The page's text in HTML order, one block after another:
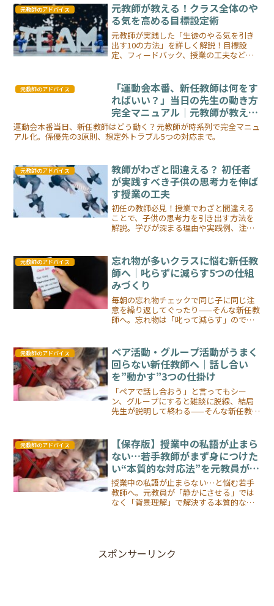
元教師のアドバイス
元教師が教える！クラス全体のや
る気を高める目標設定術
元教師が実践した「生徒のやる気を引き
出す10の方法」を詳しく解説！目標設
定、フィードバック、授業の工夫など、
元教師のアドバイス
「運動会本番、新任教師は何をす
ればいい？」当日の先生の動き方
完全マニュアル｜元教師が教え
る”前日準備〜片付け”までの流れ
と押さえどころ
運動会本番当日、新任教師はどう動く？元教師が時系列で完全マニュ
アル化。係優先の3原則、想定外トラブル5つの対応まで。
元教師のアドバイス
教師がわざと間違える？ 初任者
が実践すべき子供の思考力を伸ば
す授業の工夫
初任の教師必見！授業でわざと間違える
ことで、子供の思考力を引き出す方法を
解説。学びが深まる理由や実践例、注意
元教師のアドバイス
忘れ物が多いクラスに悩む新任教
師へ｜叱らずに減らす5つの仕組
みづくり
毎朝の忘れ物チェックで同じ子に同じ注
意を繰り返してぐったり——そんな新任教
師へ。忘れ物は「叱って減らす」のでは
ラスを叱らずに減らす5つの仕組みづくり
を解説します。
元教師のアドバイス
ペア活動・グループ活動がうまく
回らない新任教師へ｜話し合い
を”動かす”3つの仕掛け
「ペアで話し合おう」と言ってもシー
ン、グループにすると雑談に脱線、結局
先生が説明して終わる——そんな新任教師
間・役割分担・アウトプット予告）を解
説します。
元教師のアドバイス
【保存版】授業中の私語が止まら
ない…若手教師がまず身につけた
い“本質的な対応法”を元教員が徹
底解説 🎓✨
授業中の私語が止まらない…と悩む若手
教師へ。元教員が「静かにさせる」では
なく「背景理解」で解決する本質的な対
スポンサーリンク